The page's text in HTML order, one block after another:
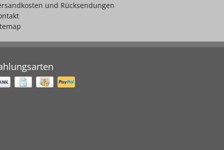
und Rücksendungen